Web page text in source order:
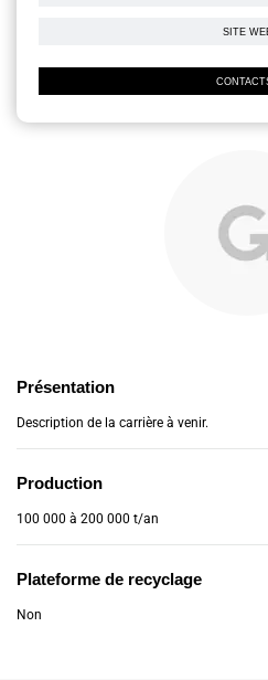
SITE
Présentation
Description de la carrière à venir.
Production
100 000 à 200 000 t/an
Plateforme de recyclage
Non